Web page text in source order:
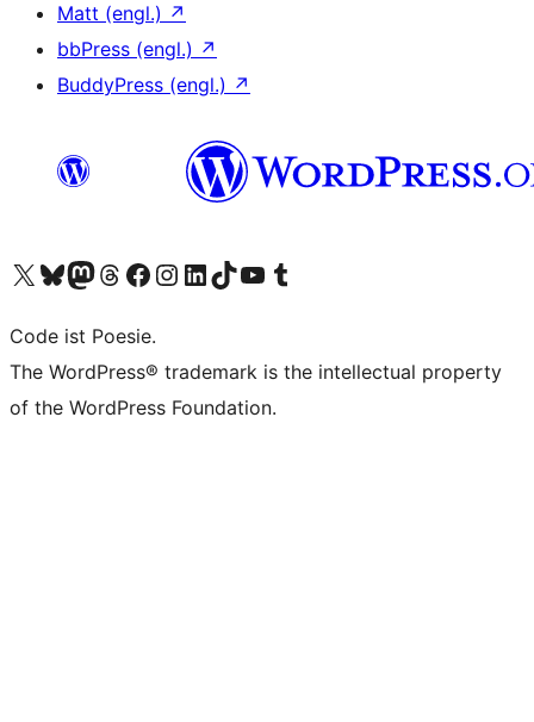
Matt (engl.) ↗
bbPress (engl.) ↗
BuddyPress (engl.) ↗
Unser X-Konto (früher Twitter) besuchen
Unser Bluesky-Konto besuchen
Unser Mastodon-Konto besuchen
Unser Threads-Konto besuchen
Unsere Facebook-Seite besuchen
Unser Instagram-Konto besuchen
Unser LinkedIn-Konto besuchen
Unser TikTok-Konto besuchen
Unseren YouTube-Kanal besuchen
Unser Tumblr-Konto besuchen
Code ist Poesie.
The WordPress® trademark is the intellectual property
of the WordPress Foundation.